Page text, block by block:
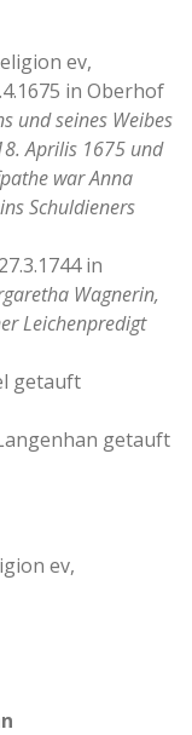
ev,
in Oberhof
und seines Weibes
Aprilis 1675 und
war Anna
Schuldieners
in
Wagnerin,
Leichenpredigt
getauft
getauft
ev,